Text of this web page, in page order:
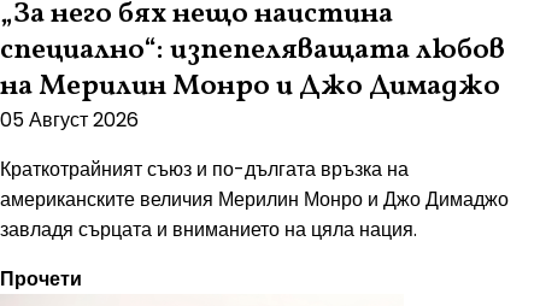
„За него бях нещо наистина
специално“: изпепеляващата любов
на Мерилин Монро и Джо Димаджо
05 Август 2026
Краткотрайният съюз и по-дългата връзка на
американските величия Мерилин Монро и Джо Димаджо
завладя сърцата и вниманието на цяла нация.
Прочети